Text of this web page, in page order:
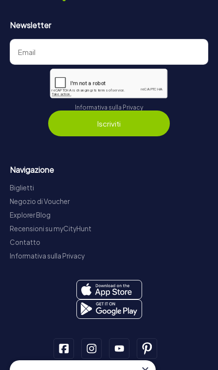
Newsletter
Informativa sulla Privacy
Iscriviti
Navigazione
Biglietti
Negozio di Voucher
Explorer Blog
Recensioni su myCityHunt
Contatto
Informativa sulla Privacy